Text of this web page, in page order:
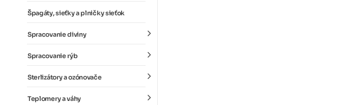
Špagáty, sieťky a plničky sieťok
Spracovanie diviny
Spracovanie rýb
Sterlizátory a ozónovače
Teplomery a váhy